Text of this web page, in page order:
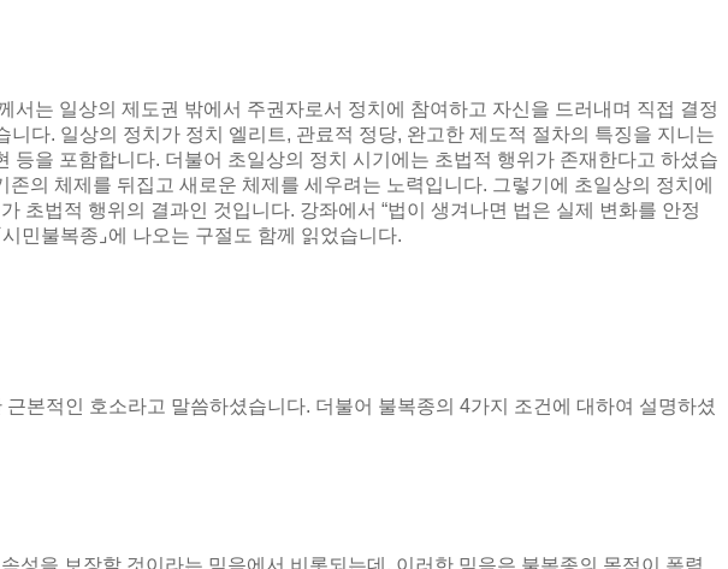
서는 일상의 제도권 밖에서 주권자로서 정치에 참여하고 자신을 드러내며 직접 결정
니다. 일상의 정치가 정치 엘리트 , 관료적 정당, 완고한 제도적 절차의 특징을 지니는
등을 포함합니다. 더불어 초일상의 정치 시기에는 초법적 행위가 존재한다고 하셨습
존의 체제를 뒤집고 새로운 체제를 세우려는 노력입니다. 그렇기에 초일상의 정치에
초법적 행위의 결과인 것입니다. 강좌에서 “법이 생겨나면 법은 실제 변화를 안정
시민불복종 ⌟에 나오는 구절도 함께 읽었습니다.
본적인 호소라고 말씀하셨습니다. 더불어 불복종의 4가지 조건에 대하여 설명하셨
성을 보장할 것이라는 믿음에서 비롯되는데 , 이러한 믿음은 불복종의 목적이 폭력